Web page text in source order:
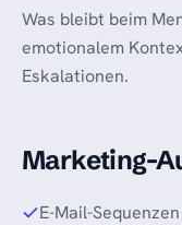
Was bleibt beim
emotionalem
Eskalationen.
Marketing-
E-Mail-